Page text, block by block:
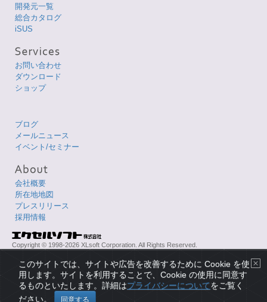
開発元一覧
総合カタログ
iSUS
お問い合わせ
ダウンロード
ショップ
ブログ
メールニュース
イベント/セミナー
会社概要
所在地地図
プレスリリース
採用情報
Copyright © 1998-2026 XLsoft Corporation. All Rights Reserved.
プライバシーについて |使用条件 |サイトマップ| English Page
このサイトでは、サイトや広告を改善するために Cookie を使
用します。サイトを利用することで、Cookie の使用に同意す
るものといたします。詳細はプライバシーについてをご覧く
ださい。
同意する